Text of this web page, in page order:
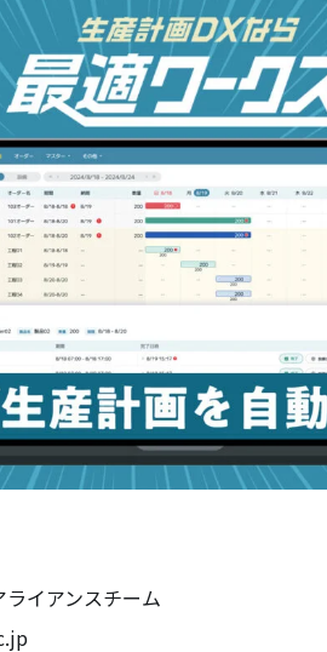
イアンスチーム